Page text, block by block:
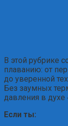
В этой рубрике
плаванию: от
до уверенной
Без заумных
давления в духе
Если ты: